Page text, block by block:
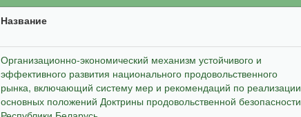
Название
Организационно-экономический механизм устойчивого и
эффективного развития национального продовольственного
рынка, включающий систему мер и рекомендаций по реализации
основных положений Доктрины продовольственной безопасности